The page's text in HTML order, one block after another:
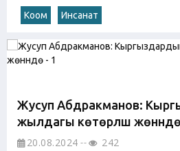
Коом Инсанат
Жусуп Абдракманов:
жылдагы көтөрүлүшү
20.08.2024 242